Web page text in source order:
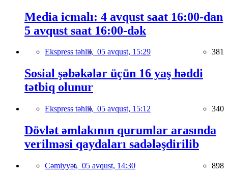
Media icmalı: 4 avqust saat 16:00-dan
5 avqust saat 16:00-dək
Ekspress təhlil, 05 avqust, 15:29 381
Sosial şəbəkələr üçün 16 yaş həddi
tətbiq olunur
Ekspress təhlil, 05 avqust, 15:12 340
Dövlət əmlakının qurumlar arasında
verilməsi qaydaları sadələşdirilib
Cəmiyyət, 05 avqust, 14:30 898